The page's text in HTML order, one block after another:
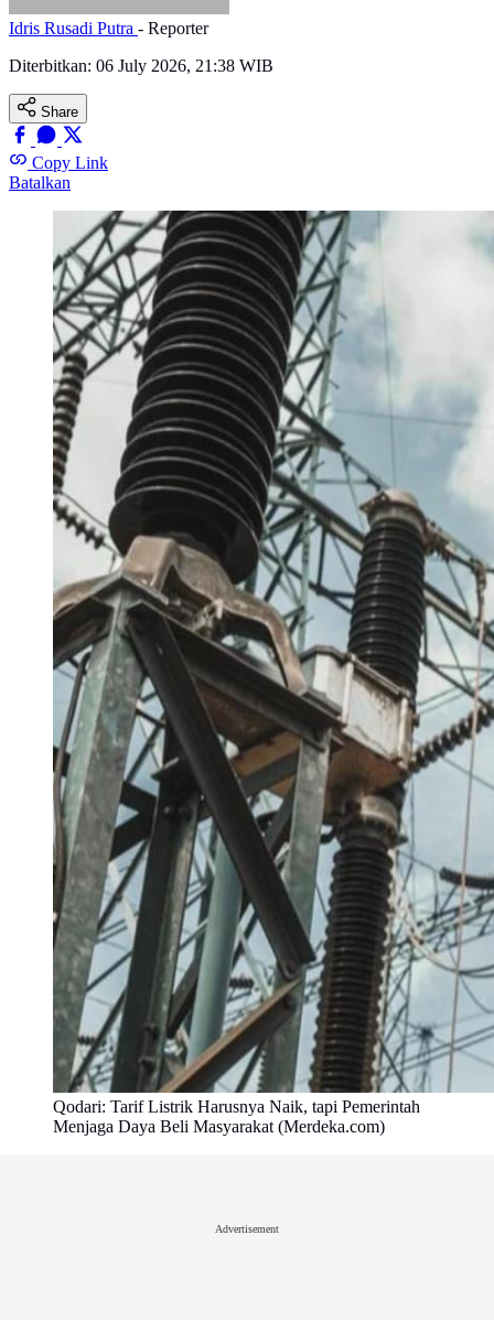
Idris Rusadi Putra - Reporter
Diterbitkan: 06 July 2026, 21:38 WIB
Share
Copy Link
Batalkan
Qodari: Tarif Listrik Harusnya Naik, tapi Pemerintah
Menjaga Daya Beli Masyarakat (Merdeka.com)
Advertisement